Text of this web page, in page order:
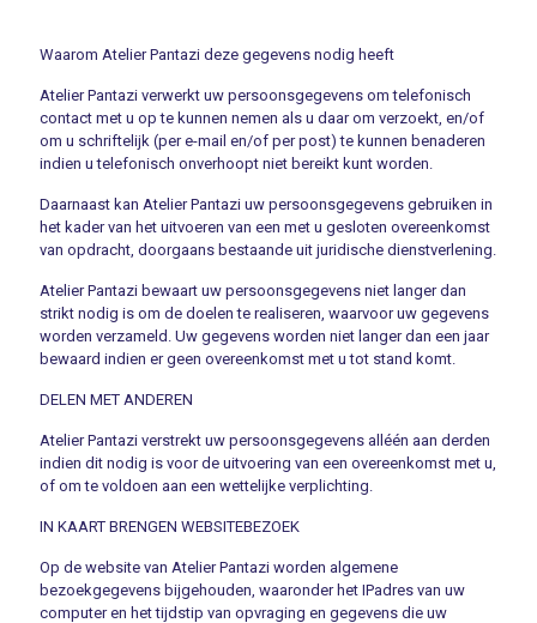
Waarom Atelier Pantazi deze gegevens nodig heeft
Atelier Pantazi verwerkt uw persoonsgegevens om telefonisch
contact met u op te kunnen nemen als u daar om verzoekt, en/of
om u schriftelijk (per e-mail en/of per post) te kunnen benaderen
indien u telefonisch onverhoopt niet bereikt kunt worden.
Daarnaast kan Atelier Pantazi uw persoonsgegevens gebruiken in
het kader van het uitvoeren van een met u gesloten overeenkomst
van opdracht, doorgaans bestaande uit juridische dienstverlening.
Atelier Pantazi bewaart uw persoonsgegevens niet langer dan
strikt nodig is om de doelen te realiseren, waarvoor uw gegevens
worden verzameld. Uw gegevens worden niet langer dan een jaar
bewaard indien er geen overeenkomst met u tot stand komt.
DELEN MET ANDEREN
Atelier Pantazi verstrekt uw persoonsgegevens alléén aan derden
indien dit nodig is voor de uitvoering van een overeenkomst met u,
of om te voldoen aan een wettelijke verplichting.
IN KAART BRENGEN WEBSITEBEZOEK
Op de website van Atelier Pantazi worden algemene
bezoekgegevens bijgehouden, waaronder het IPadres van uw
computer en het tijdstip van opvraging en gegevens die uw